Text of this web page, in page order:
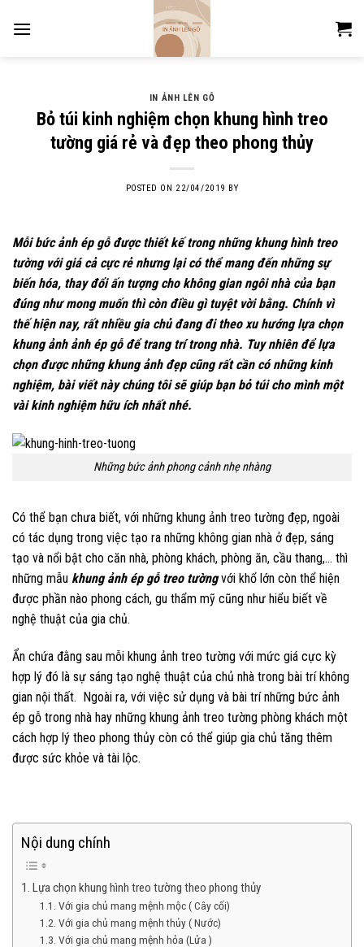
IN ẢNH LÊN GỖ
Bỏ túi kinh nghiệm chọn khung hình treo
tường giá rẻ và đẹp theo phong thủy
POSTED ON 22/04/2019 BY
Mỗi bứcảnh ép gỗđược thiết kế trong những khung hình treo
tường với giá cả cực rẻ nhưng lại có thể mang đến những sự
biến hóa, thay đổi ấn tượng cho không gian ngôi nhà của bạn
đúng như mong muốn thì còn điều gì tuyệt vời bằng. Chính vì
thế hiện nay, rất nhiều gia chủ đang đi theo xu hướng lựa chọn
khung ảnh ảnh ép gỗ để trang trí trong nhà. Tuy nhiên để lựa
chọn được những khung ảnh đẹp cũng rất cần có những kinh
nghiệm, bài viết này chúng tôi sẽ giúp bạn bỏ túi cho mình một
vài kinh nghiệm hữu ích nhất nhé.
Những bức ảnh phong cảnh nhẹ nhàng
Có thể bạn chưa biết, với những khung ảnh treo tường đẹp, ngoài
có tác dụng trong việc tạo ra những không gian nhà ở đẹp, sáng
tạo và nổi bật cho căn nhà, phòng khách, phòng ăn, cầu thang,… thì
những mẫu khung ảnh ép gỗ treo tườngvới khổ lớn còn thể hiện
được phần nào phong cách, gu thẩm mỹ cũng như hiểu biết về
nghệ thuật của gia chủ.
Ẩn chứa đằng sau mỗi khung ảnh treo tường với mức giá cực kỳ
hợp lý đó là sự sáng tạo nghệ thuật của chủ nhà trong bài trí không
gian nội thất. Ngoài ra, với việc sử dụng và bài trí những bức ảnh
ép gỗ trong nhà hay những khung ảnh treo tường phòng khách một
cách hợp lý theo phong thủy còn có thể giúp gia chủ tăng thêm
được sức khỏe và tài lộc.
Nội dung chính
Lựa chọn khung hình treo tường theo phong thủy
Với gia chủ mang mệnh mộc ( Cây cối)
Với gia chủ mang mệnh thủy ( Nước)
Với gia chủ mang mệnh hỏa (Lửa )